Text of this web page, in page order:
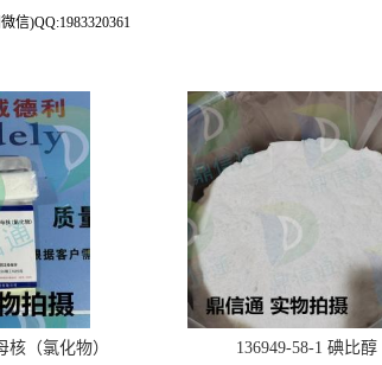
信)QQ:1983320361
核（氯化物） 136949-58-1 碘比醇